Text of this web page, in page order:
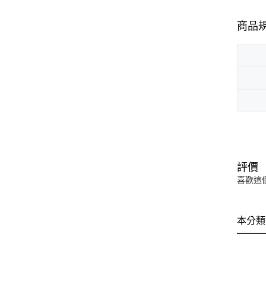
商品
評價
喜歡這
本分